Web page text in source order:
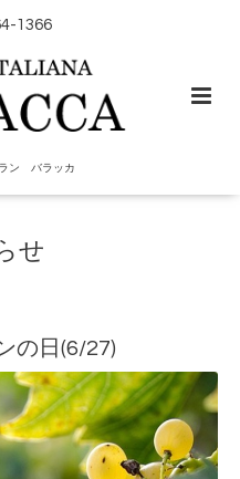
1366
ン バラッカ
せ
の日(6/27)